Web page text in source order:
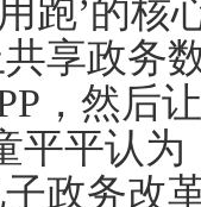
’的核
享政务
，然后
平平认
政务改